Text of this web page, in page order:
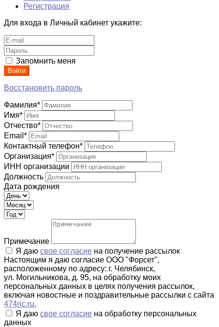
Регистрация
Для входа в Личный кабинет укажите:
Запомнить меня
Войти
Восстановить пароль
Фамилия*
Имя*
Отчество*
Email *
Контактный телефон*
Организация*
ИНН организации
Должность
Дата рождения
Примечание
Я даю свое согласие на получение рассылок
Настоящим я даю согласие ООО "Форсет",
расположенному по адресу: г. Челябинск,
ул. Могильникова, д. 95, на обработку моих
персональных данных в целях получения рассылок,
включая новостные и поздравительные рассылки с сайта
474ric.ru.
Я даю свое согласие на обработку персональных
данных